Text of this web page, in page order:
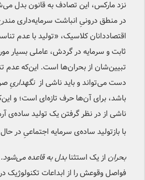
نزد مارکس، این تصادف به قانون بدل
در منطق درونیِ انباشت سرمایه‌داری
اقتصاددانان کلاسیک، «تولید با عدم
ثابت و سرمایه در گردش، عاملی بسیار
تبیین‌شان از بحران‌ها است. این‌که عدم
دست می‌تواند و باید ناشی ازنگهداریِ
باشد، برای آن‌ها حرف تازه‌ای است؛ و
ناشی از در نظر گرفتن یک تولید ساده‌ی
با بازتولید ساده‌ی سرمایه اجتماعی‌ِ در
بحران از یک استثنابدل به قاعده می‌شود.
فواصل وقوعش را از ابداعات تکنولوژیک